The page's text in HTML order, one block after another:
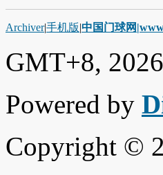
Archiver|手机版|中国门球网
GMT+8,
Powered by
Copyright ©